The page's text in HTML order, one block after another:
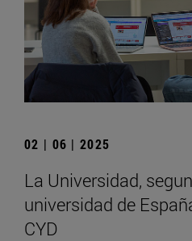
02 | 06 | 2025
La Universidad,
universidad de
CYD